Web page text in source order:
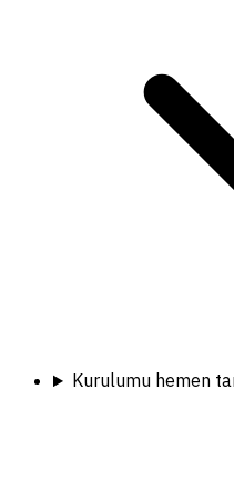
Kurulumu hemen